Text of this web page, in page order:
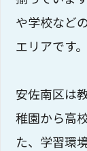
や学校など
エリアです。
安佐南区は
稚園から高
た、学習環